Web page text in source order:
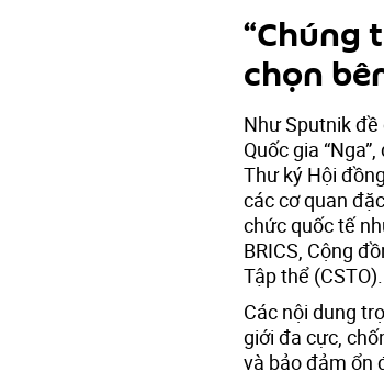
“Chúng
chọn
Như Sputnik
Quốc gia
Thư ký Hội
các cơ quan
chức quốc tế
BRICS, Cộng
Tập thể (CSTO).
Các nội dung
giới đa cực,
và bảo đảm ổn